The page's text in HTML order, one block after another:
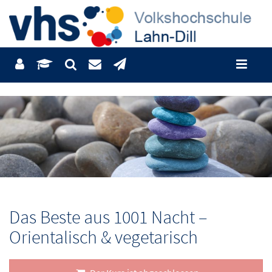
Das Beste aus 1001 Nacht –
Orientalisch & vegetarisch